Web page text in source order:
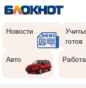
Новости
готов
Авто Работа